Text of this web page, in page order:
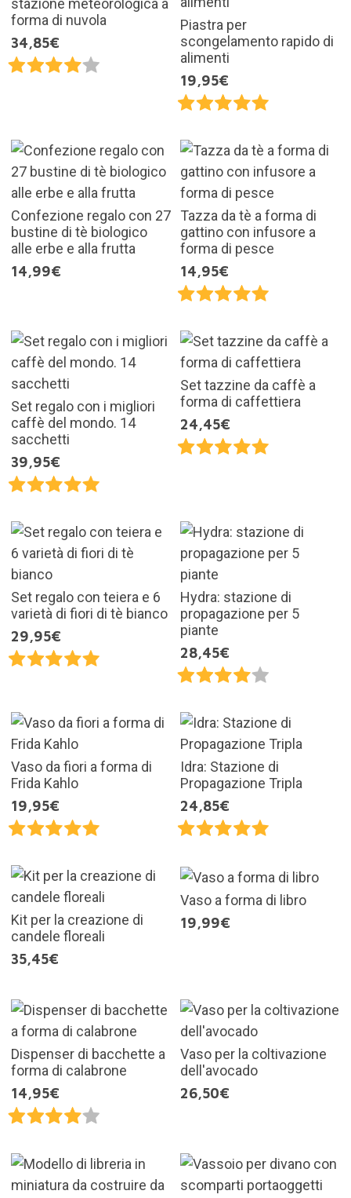
stazione meteorologica a
forma di nuvola
34,85€
Piastra per
scongelamento rapido di
alimenti
19,95€
Confezione regalo con 27
bustine di tè biologico
alle erbe e alla frutta
14,99€
Tazza da tè a forma di
gattino con infusore a
forma di pesce
14,95€
Set regalo con i migliori
caffè del mondo. 14
sacchetti
39,95€
Set tazzine da caffè a
forma di caffettiera
24,45€
Set regalo con teiera e 6
varietà di fiori di tè bianco
29,95€
Hydra: stazione di
propagazione per 5
piante
28,45€
Vaso da fiori a forma di
Frida Kahlo
19,95€
Idra: Stazione di
Propagazione Tripla
24,85€
Kit per la creazione di
candele floreali
35,45€
Vaso a forma di libro
19,99€
Dispenser di bacchette a
forma di calabrone
14,95€
Vaso per la coltivazione
dell'avocado
26,50€